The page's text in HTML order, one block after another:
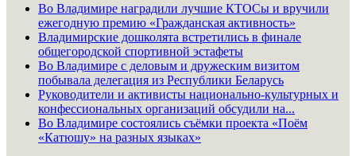
Во Владимире наградили лучшие КТОСы и вручили
ежегодную премию «Гражданская активность»
Владимирские дошколята встретились в финале
общегородской спортивной эстафеты
Во Владимире с деловым и дружеским визитом
побывала делегация из Республики Беларусь
Руководители и активисты национально-культурных и
конфессиональных организаций обсудили на...
Во Владимире состоялись съёмки проекта «Поём
«Катюшу» на разных языках»